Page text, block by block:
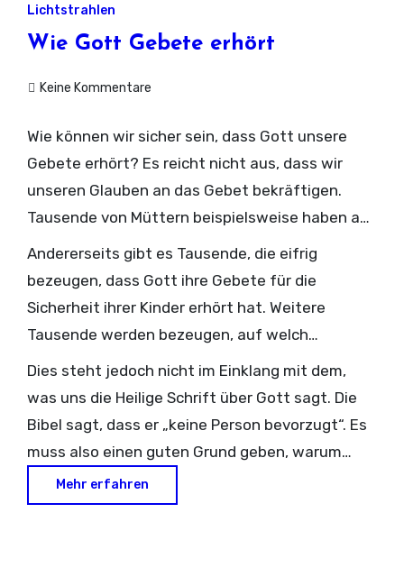
Lichtstrahlen
Wie Gott Gebete erhört
Keine Kommentare
Wie können wir sicher sein, dass Gott unsere
Gebete erhört? Es reicht nicht aus, dass wir
unseren Glauben an das Gebet bekräftigen.
Tausende von Müttern beispielsweise haben an
das Gebet geglaubt und Gott gebeten, ihre
Söhne auf dem Schlachtfeld zu beschützen, nur
um dann die Nachricht zu erhalten, dass sie
getötet worden sind. Auch erklärt die
nicht, warum eine ganze Nation, die um Frieden
betet, oft in einen Strudel des Krieges gerät.
Andererseits gibt es Tausende, die eifrig
bezeugen, dass Gott ihre Gebete für die
Sicherheit ihrer Kinder erhört hat. Weitere
Tausende werden bezeugen, auf welch
wunderbare Weise Gott ihnen andere besondere
Segnungen gewährt hat, um die sie gebeten
hatten. Allein aufgrund der Erfahrung könnte es
daher den Anschein haben, dass Gott die
Gebete einiger erhört, die Gebete anderer
Dies steht jedoch nicht im Einklang mit dem,
was uns die Heilige Schrift über Gott sagt. Die
Bibel sagt, dass er „keine Person bevorzugt“. Es
muss also einen guten Grund geben, warum
Gott manche Gebete erhört und andere nicht.
Wenn wir diesen Grund finden können, sollte dies
Mehr erfahren